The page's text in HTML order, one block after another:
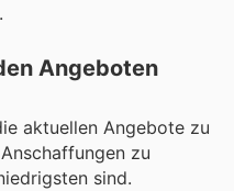
Angeboten
aktuellen Angebote zu
zu
sind.